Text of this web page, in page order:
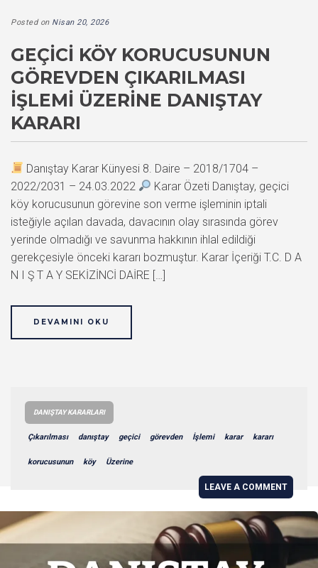
Posted on Nisan 20, 2026
GEÇICI KÖY KORUCUSUNUN
GÖREVDEN ÇIKARILMASI
İŞLEMI ÜZERINE DANIŞTAY
KARARI
Danıştay Karar Künyesi 8. Daire – 2018/1704 –
2022/2031 – 24.03.2022
Karar Özeti Danıştay, geçici
köy korucusunun görevine son verme işleminin iptali
isteğiyle açılan davada, davacının olay sırasında görev
yerinde olmadığı ve savunma hakkının ihlal edildiği
gerekçesiyle önceki kararı bozmuştur. Karar İçeriği T.C. D A
N I Ş T A Y SEKİZİNCİ DAİRE […]
DEVAMINI OKU
DANIŞTAY KARARLARI
Çıkarılması danıştay geçici görevden İşlemi karar kararı
korucusunun köy Üzerine
LEAVE A COMMENT